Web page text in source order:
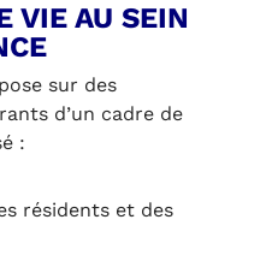
VIE AU SEIN
sur des
d’un cadre de
:
résidents et des